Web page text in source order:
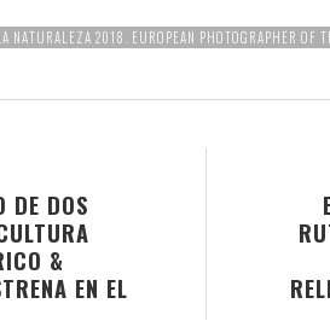
NATURALEZA 2018. EUROPEAN PHOTOGRAPHER OF
DE DOS
&
EN EL